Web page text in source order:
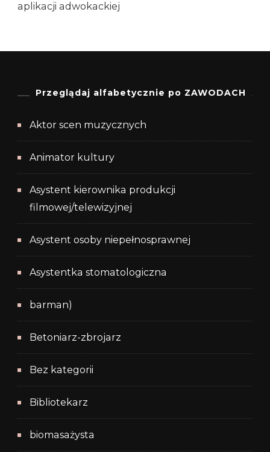
aplikacji adwokackiej
Przeglądaj alfabetycznie po ZAWODACH
Aktor scen muzycznych
Animator kultury
Asystent kierownika produkcji
filmowej/telewizyjnej
Asystent osoby niepełnosprawnej
Asystentka stomatologiczna
barman)
Betoniarz-zbrojarz
Bez kategorii
Bibliotekarz
biomasażysta